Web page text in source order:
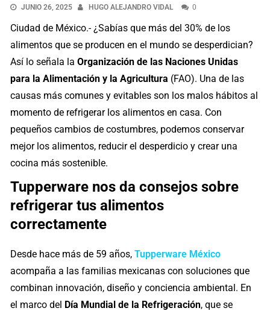
JUNIO 26, 2025 HUGO ALEJANDRO VIDAL 0
Ciudad de México.- ¿Sabías que más del 30% de los
alimentos que se producen en el mundo se desperdician?
Así lo señala laOrganización de las Naciones Unidas
para la Alimentación y la Agricultura (FAO). Una de las
causas más comunes y evitables son los malos hábitos al
momento de refrigerar los alimentos en casa. Con
pequeños cambios de costumbres, podemos conservar
mejor los alimentos, reducir el desperdicio y crear una
cocina más sostenible.
Tupperware nos da consejos sobre
refrigerar tus alimentos
correctamente
Desde hace más de 59 años,Tupperware México
acompaña a las familias mexicanas con soluciones que
combinan innovación, diseño y conciencia ambiental. En
el marco del Día Mundial de la Refrigeración, que se